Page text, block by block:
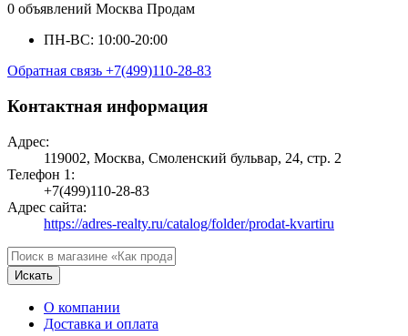
0 объявлений Москва Продам
ПН-ВС: 10:00-20:00
Обратная связь +7(499)110-28-83
Контактная информация
Адрес:
119002, Москва, Смоленский бульвар, 24, стр. 2
Телефон 1:
+7(499)110-28-83
Адрес сайта:
https://adres-realty.ru/catalog/folder/prodat-kvartiru
Искать
О компании
Доставка и оплата